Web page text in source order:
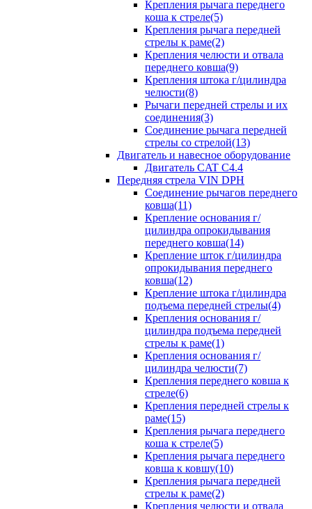
Крепления рычага переднего
коша к стреле(5)
Крепления рычага передней
стрелы к раме(2)
Крепления челюсти и отвала
переднего ковша(9)
Крепления штока г/цилиндра
челюсти(8)
Рычаги передней стрелы и их
соединения(3)
Соединение рычага передней
стрелы со стрелой(13)
Двигатель и навесное оборудование
Двигатель CAT C4.4
Передняя стрела VIN DPH
Cоединение рычагов переднего
ковша(11)
Крепление основания г/
цилиндра опрокидывания
переднего ковша(14)
Крепление шток г/цилиндра
опрокидывания переднего
ковша(12)
Крепление штока г/цилиндра
подъема передней стрелы(4)
Крепления основания г/
цилиндра подъема передней
стрелы к раме(1)
Крепления основания г/
цилиндра челюсти(7)
Крепления переднего ковша к
стреле(6)
Крепления передней стрелы к
раме(15)
Крепления рычага переднего
коша к стреле(5)
Крепления рычага переднего
ковша к ковшу(10)
Крепления рычага передней
стрелы к раме(2)
Крепления челюсти и отвала